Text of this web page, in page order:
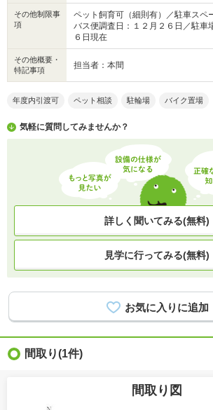
その他制限事
項
ペット飼育可（細則有）／駐車スペ
バス便調査日：１２月２６日／駐車
６日現在
その他概要・
特記事項
担当者：本間
年度内引渡可 ペット相談 駐輪場 バイク置場
気軽に質問してみませんか？
詳しく聞いてみる(無料)
見学に行ってみる(無料)
間取り(1件)
間取り図